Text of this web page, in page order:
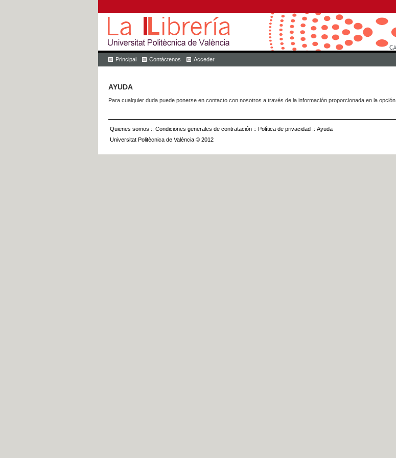
Principal Contáctenos Acceder
AYUDA
Para cualquier duda puede ponerse en contacto con nosotros a través de la información proporcionada en la opción
Quienes somos :: Condiciones generales de contratación :: Política de privacidad :: Ayuda
Universitat Politècnica de València © 2012